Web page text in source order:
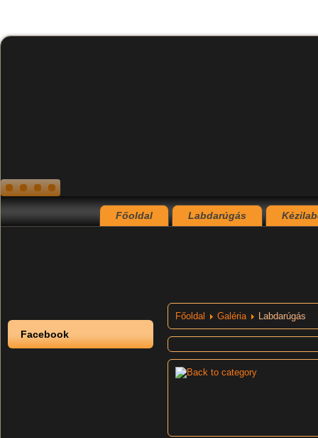
Főoldal Labdarúgás
Facebook
Főoldal Galéria Labdarúgás